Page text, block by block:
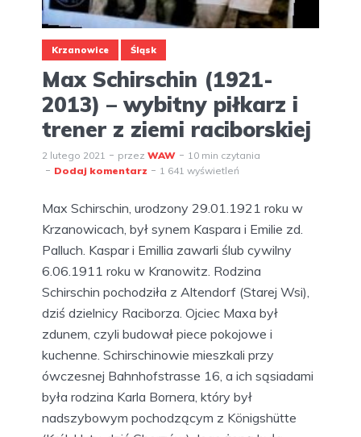
Krzanowice Śląsk
Max Schirschin (1921-
2013) – wybitny piłkarz i
trener z ziemi raciborskiej
2 lutego 2021 przez WAW
10 min czytania
Dodaj komentarz
1 641 wyświetleń
Max Schirschin, urodzony 29.01.1921 roku w
Krzanowicach, był synem Kaspara i Emilie zd.
Palluch. Kaspar i Emillia zawarli ślub cywilny
6.06.1911 roku w Kranowitz. Rodzina
Schirschin pochodziła z Altendorf (Starej Wsi),
dziś dzielnicy Raciborza. Ojciec Maxa był
zdunem, czyli budował piece pokojowe i
kuchenne. Schirschinowie mieszkali przy
ówczesnej Bahnhofstrasse 16, a ich sąsiadami
była rodzina Karla Bornera, który był
nadszybowym pochodzącym z Königshütte